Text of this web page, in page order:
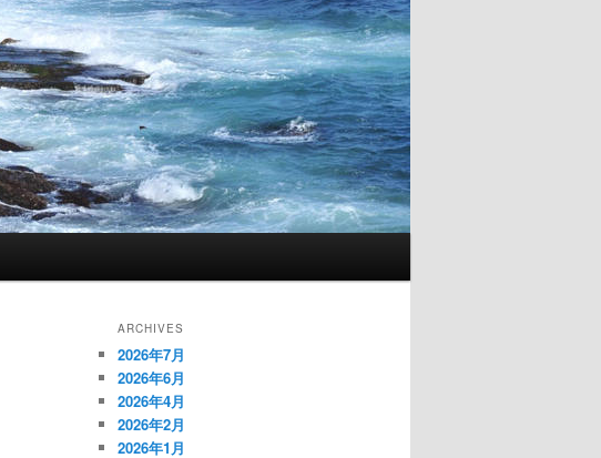
ARCHIVES
2026年7月
2026年6月
2026年4月
2026年2月
2026年1月